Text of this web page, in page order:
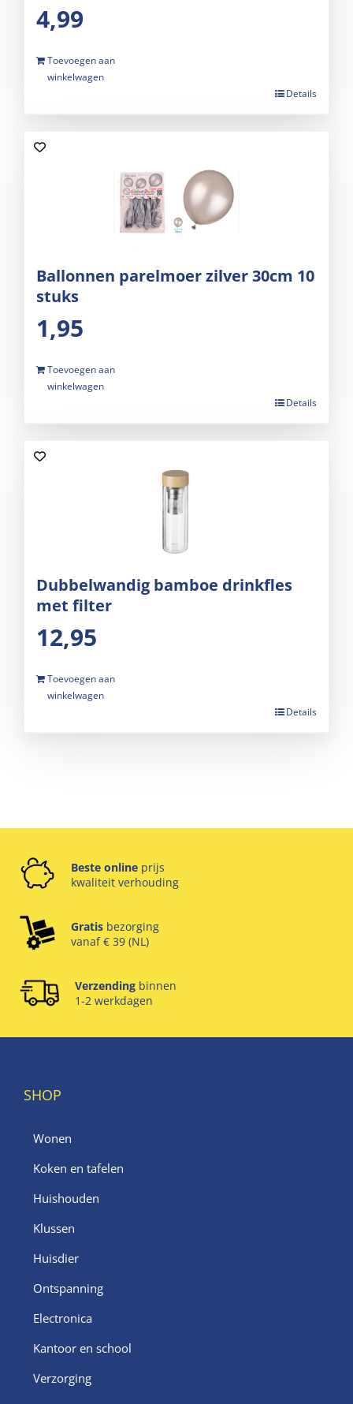
4,99
Toevoegen aan
winkelwagen
Details
Ballonnen parelmoer zilver 30cm 10
stuks
1,95
Toevoegen aan
winkelwagen
Details
Dubbelwandig bamboe drinkfles
met filter
12,95
Toevoegen aan
winkelwagen
Details
Beste online prijs
kwaliteit verhouding
Gratis bezorging
vanaf € 39 (NL)
Verzending binnen
1-2 werkdagen
SHOP
Wonen
Koken en tafelen
Huishouden
Klussen
Huisdier
Ontspanning
Electronica
Kantoor en school
Verzorging